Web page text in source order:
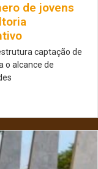
de jovens
captação de
o alcance de